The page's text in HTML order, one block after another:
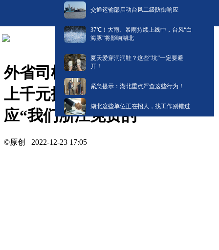
交通运输部启动台风二级防御响应
​37℃！大雨、暴雨持续上线中，台风“白
海豚”将影响湖北
夏天爱穿洞洞鞋？这些“坑”一定要避
开！
紧急提示：湖北重点严查这些行为！
湖北这些单位正在招人，找工作别错过
外省司机高速爆胎，以为要掏
上千元拖车费，救援人员回
应“我们浙江免费的”
©原创 2022-12-23 17:05